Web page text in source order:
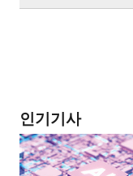
인기기사